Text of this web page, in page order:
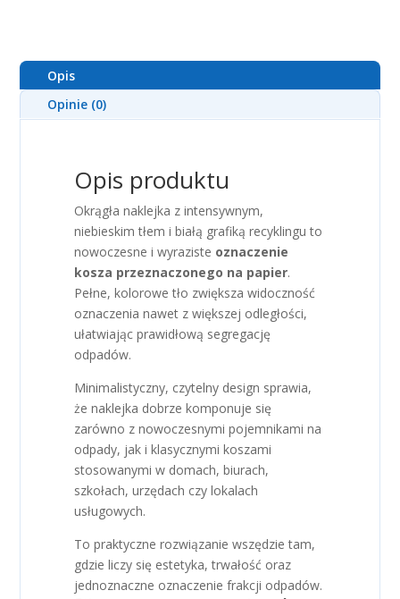
Opis
Opinie (0)
Opis produktu
Okrągła naklejka z intensywnym,
niebieskim tłem i białą grafiką recyklingu to
nowoczesne i wyraziste oznaczenie
kosza przeznaczonego na papier.
Pełne, kolorowe tło zwiększa widoczność
oznaczenia nawet z większej odległości,
ułatwiając prawidłową segregację
odpadów.
Minimalistyczny, czytelny design sprawia,
że naklejka dobrze komponuje się
zarówno z nowoczesnymi pojemnikami na
odpady, jak i klasycznymi koszami
stosowanymi w domach, biurach,
szkołach, urzędach czy lokalach
usługowych.
To praktyczne rozwiązanie wszędzie tam,
gdzie liczy się estetyka, trwałość oraz
jednoznaczne oznaczenie frakcji odpadów.